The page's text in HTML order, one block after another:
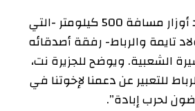
وقطع الشاب محمد أوزار مسافة 500 كيلومتر -التي
تايمة والرباط- رفقة أصدقائه
الشعبية. ويوضح للجزيرة نت،
للتعبير عن دعمنا لإخوتنا في
لحرب إبادة”.